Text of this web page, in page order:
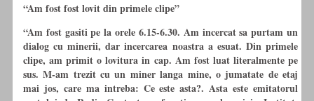
“Am fost fost lovit din primele clipe”
“Am fost gasiti pe la orele 6.15-6.30. Am incercat sa purtam un
dialogcu minerii, dar incercarea noastra a esuat. Din primele
clipe, am primit o lovitura in cap. Am fost luat literalmente pe
sus. M-am trezitcu un miner langa mine, o jumatate de etaj
mai jos, care ma intreba: Ce este asta?. Asta este emitatorul